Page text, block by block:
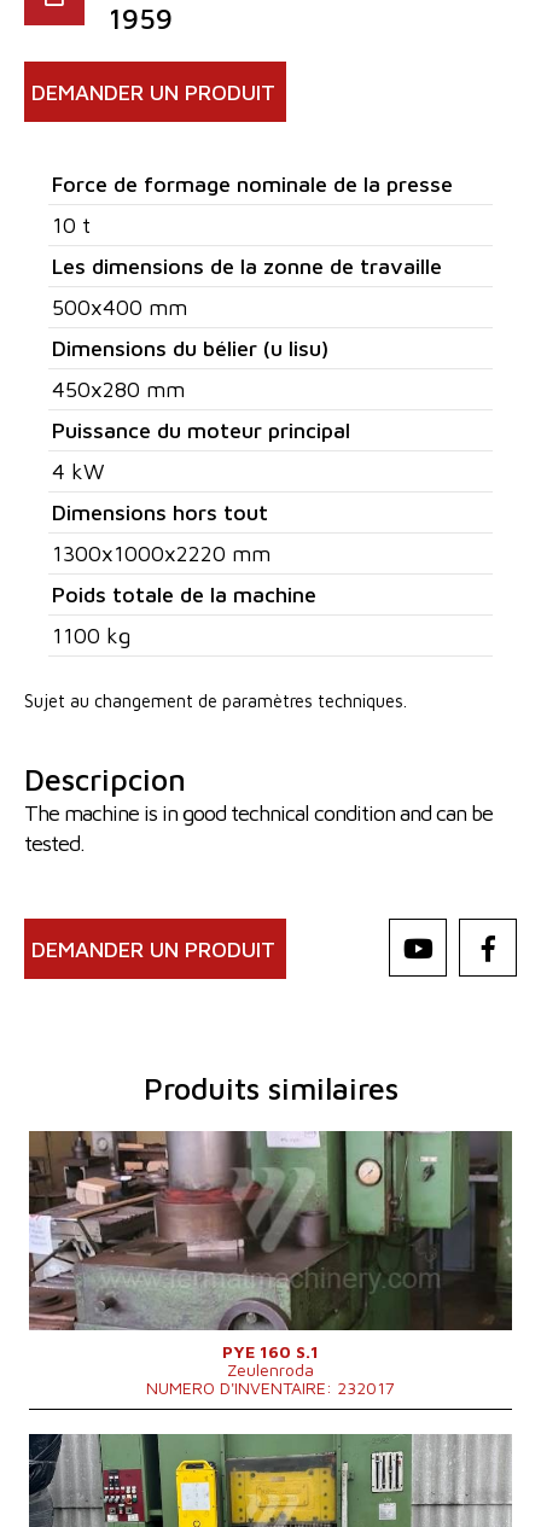
1959
DEMANDER UN PRODUIT
Force de formage nominale de la presse
10 t
Les dimensions de la zonne de travaille
500x400 mm
Dimensions du bélier (u lisu)
450x280 mm
Puissance du moteur principal
4 kW
Dimensions hors tout
1300x1000x2220 mm
Poids totale de la machine
1100 kg
Sujet au changement de paramètres techniques.
Descripcion
The machine is in good technical condition and can be
tested.
DEMANDER UN PRODUIT
Produits similaires
Année de production:
0
Force de formage nominale de la presse
Les dimensions de la zonne de travaille 900x630 mm
Dimensions du bélier (u lisu)
750x450 mm
Puissance du moteur principal
15 kW
Dimensions hors tout
2200x1250x3280 mm
Poids totale de la machine
6838 kg
Système de contrôle
NON
PYE 160 S.1
Zeulenroda
NUMERO D'INVENTAIRE: 232017
Année de production:
1978
Force de formage nominale de la presse63 t
Les dimensions de la zonne de travaille 620x500 mm
Puissance du moteur principal
22 kW